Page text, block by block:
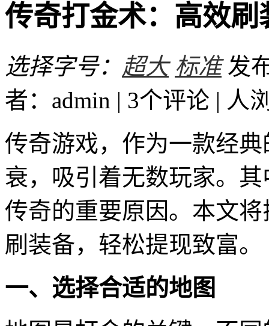
传奇打金术：高效
选择字号： 超大 标准 发
者：admin | 3个评论 | 人
传奇游戏，作为一款经
衰，吸引着无数玩家。
传奇的重要原因。本文
刷装备，轻松提现致富。
一、选择合适的地图